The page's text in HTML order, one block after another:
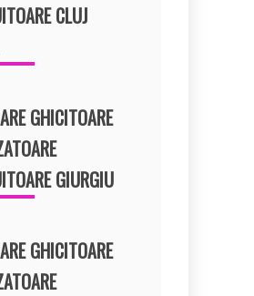
CLUJ
GHICITOARE
GIURGIU
GHICITOARE